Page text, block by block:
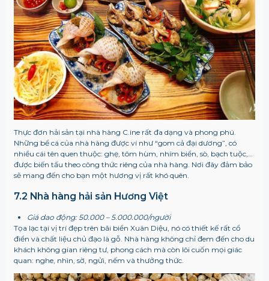
Thực đơn hải sản tại nhà hàng C.ine rất đa dạng và phong phú.
Những bể cá của nhà hàng được ví như “gom cả đại dương”, có
nhiều cái tên quen thuộc: ghẹ, tôm hùm, nhím biển, sò, bạch tuộc,…
được biến tấu theo công thức riêng của nhà hàng. Nơi đây đảm bảo
sẽ mang đến cho bạn một hương vị rất khó quên.
7.2 Nhà hàng hải sản Hương Việt
Giá dao động: 50.000 – 5.000.000/người
Tọa lạc tại vị trí đẹp trên bãi biển Xuân Diệu, nó có thiết kế rất cổ
điển và chất liệu chủ đạo là gỗ. Nhà hàng không chỉ đem đến cho du
khách không gian riêng tư, phong cách mà còn lôi cuốn mọi giác
quan: nghe, nhìn, sờ, ngửi, nếm và thưởng thức.